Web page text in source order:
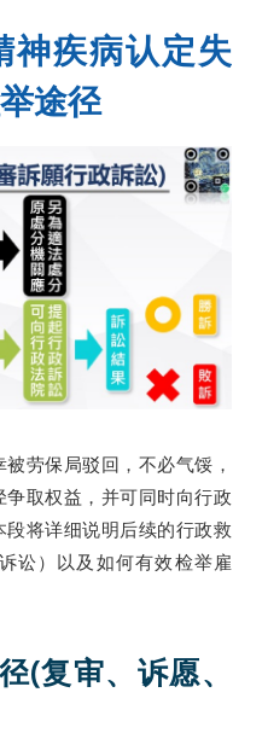
神疾病认定失
途径
劳保局驳回，不必气馁，
取权益，并可同时向行政
将详细说明后续的行政救
讼）以及如何有效检举雇
(复审、诉愿、